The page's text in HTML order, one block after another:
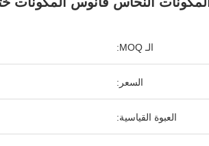
الـ MOQ:
السعر:
العبوة القياسية: